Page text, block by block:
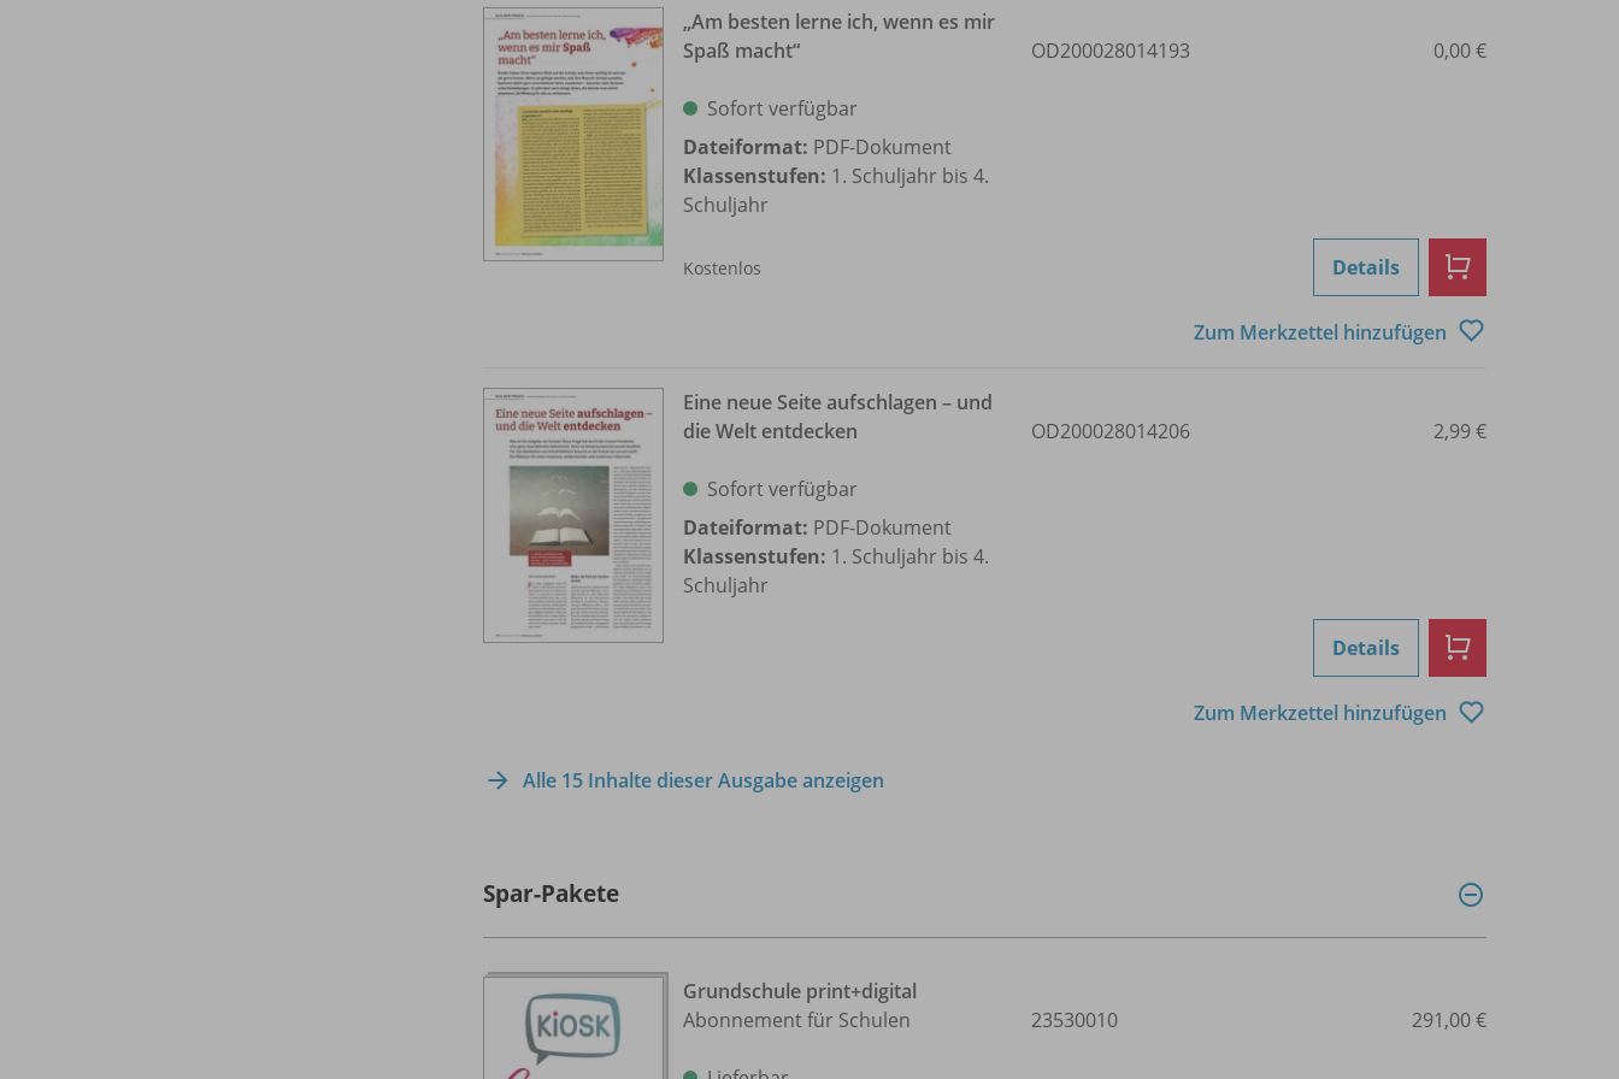
„Am besten lerne ich, wenn es mir
Spaß macht“
Sofort verfügbar
Dateiformat: PDF-Dokument
Klassenstufen: 1. Schuljahr bis 4.
Schuljahr
Kostenlos
OD200028014193 0,00 €
Details
Zum Merkzettel hinzufügen
Eine neue Seite aufschlagen – und
die Welt entdecken
Sofort verfügbar
Dateiformat: PDF-Dokument
Klassenstufen: 1. Schuljahr bis 4.
Schuljahr
OD200028014206 2,99 €
Details
Zum Merkzettel hinzufügen
Alle 15 Inhalte dieser Ausgabe anzeigen
Spar-Pakete
Grundschule print+digital
Abonnement für Schulen
23530010 291,00 €